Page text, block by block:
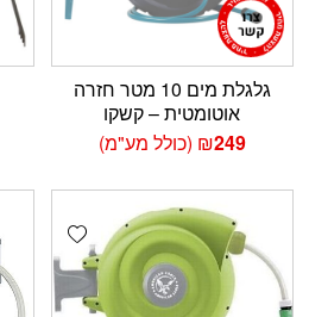
גלגלת מים 10 מטר חזרה
אוטומטית – קשקו
₪249 (כולל מע"מ)
Add wishlist